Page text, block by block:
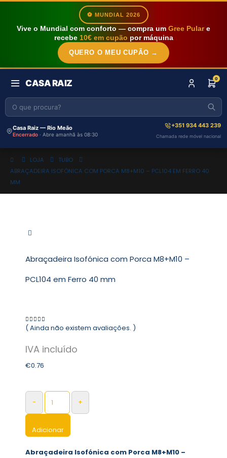
⚽ MUNDIAL 2026
Vive o Mundial com conforto — compra um Gree Pulare
recebe 10€ em cupão por máquina
QUERO O MEU CUPÃO →
CASA RAIZ 0
Casa Raiz — Rio Meão
Encerrado · Abre amanhã às 08:30
+351 934 443 239
Chamada rede móvel nacional
LOJA
TUBO
ABRAÇADEIRA ISOFÓNICA COM PORCA M8+M10 – PCL104 EM FERRO 40
MM
Abraçadeira Isofónica com Porca M8+M10 –
PCL104 em Ferro 40 mm
0 out of 5
( Ainda não existem avaliações. )
€0.76
- +
Adicionar
Abraçadeira Isofónica com Porca M8+M10 –